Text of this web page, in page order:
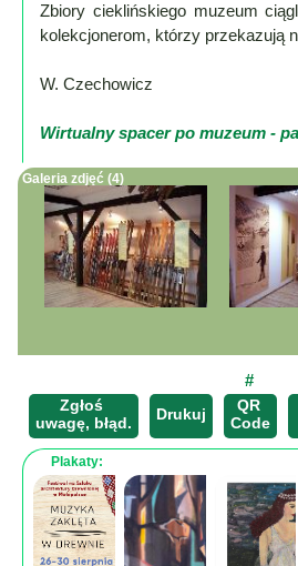
filmami
Mapa
filmy
drona
Trasy
Przepisy
Dodaj
Wioska
Dom
Ogłoszenia
Rozrywka
Zbiory cieklińskiego muzeum
kolekcjonerom, którzy przekazują
W. Czechowicz
Wirtualny spacer po muzeum -
Galeria zdjęć (4)
#
Zgłoś
uwagę, błąd.
Drukuj
QR
Code
Plakaty: